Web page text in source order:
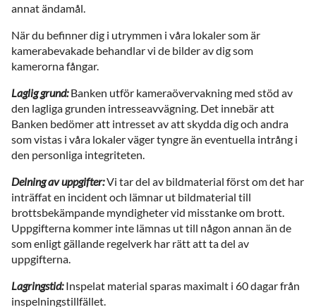
annat ändamål.
När du befinner dig i utrymmen i våra lokaler som är
kamerabevakade behandlar vi de bilder av dig som
kamerorna fångar.
Laglig grund:Banken utför kameraövervakning med stöd av
den lagliga grunden intresseavvägning. Det innebär att
Banken bedömer att intresset av att skydda dig och andra
som vistas i våra lokaler väger tyngre än eventuella intrång i
den personliga integriteten.
Delning av uppgifter:Vi tar del av bildmaterial först om det har
inträffat en incident och lämnar ut bildmaterial till
brottsbekämpande myndigheter vid misstanke om brott.
Uppgifterna kommer inte lämnas ut till någon annan än de
som enligt gällande regelverk har rätt att ta del av
uppgifterna.
Lagringstid:Inspelat material sparas maximalt i 60 dagar från
inspelningstillfället.